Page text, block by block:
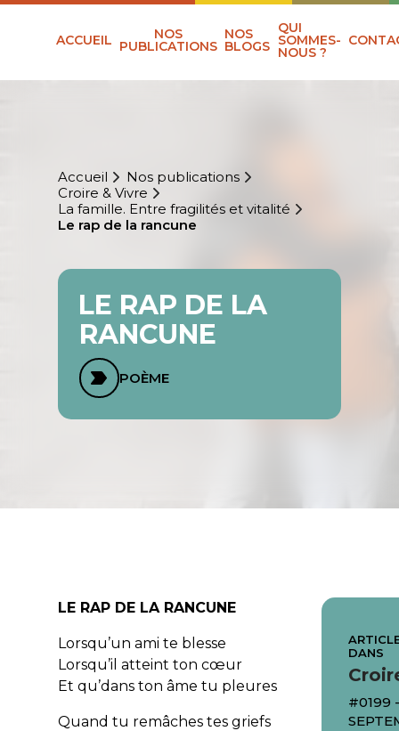
ACCUEIL NOS
PUBLICATIONS
NOS
BLOGS
QUI
SOMMES-
NOUS ?
Accueil
Nos publications
Croire & Vivre
La famille. Entre fragilités et vitalité
Le rap de la rancune
LE RAP DE LA
RANCUNE
POÈME
LE RAP DE LA RANCUNE
Lorsqu’un ami te blesse
Lorsqu’il atteint ton cœur
Et qu’dans ton âme tu pleures
Quand tu remâches tes griefs
DANS
#0199 -